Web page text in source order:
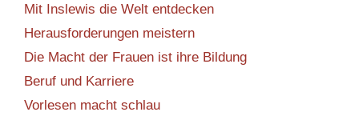
Mit Inslewis die Welt entdecken
Herausforderungen meistern
Die Macht der Frauen ist ihre Bildung
Beruf und Karriere
Vorlesen macht schlau